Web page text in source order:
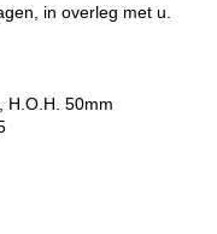
in overleg met u.
H.O.H. 50mm